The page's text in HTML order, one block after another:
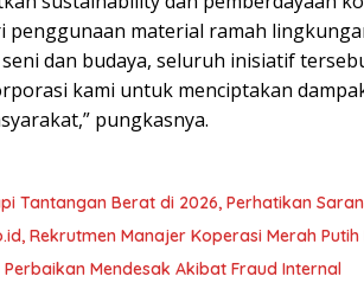
penggunaan material ramah
dan budaya, seluruh inisiatif
kami untuk menciptakan
pungkasnya.
Tantangan Berat di 2026, Perhatikan
Rekrutmen Manajer Koperasi Merah
Perbaikan Mendesak Akibat Fraud Internal